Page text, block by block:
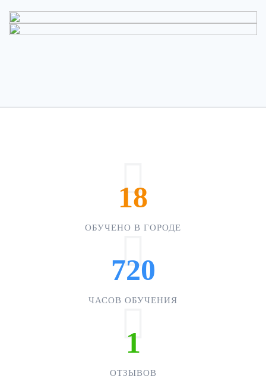
18
ОБУЧЕНО В ГОРОДЕ
720
ЧАСОВ ОБУЧЕНИЯ
1
ОТЗЫВОВ